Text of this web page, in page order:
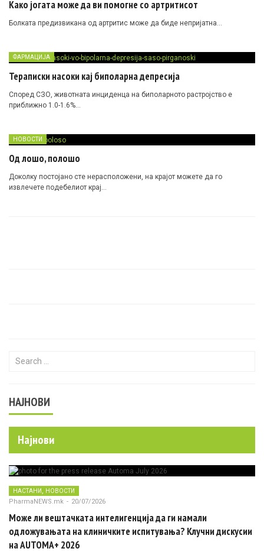
Како јогата може да ви помогне со артритисот
Болката предизвикана од артритис може да биде непријатна…
ФАРМАЦИЈА
Тераписки насоки кај биполарна депресија
Според СЗО, животната инциденца на биполарното растројство е
приближно 1.0-1.6%…
НОВОСТИ
Од лошо, полошо
Доколку постојано сте нерасположени, на крајот можете да го
извлечете подебелиот крај…
Search for:
НАЈНОВИ
Најнови
НАСТАНИ НОВОСТИ
PharmaNEWS.mk - 20/07/2026
Може ли вештачката интелигенција да ги намали
одложувањата на клиничките испитувања? Клучни дискусии
на AUTOMA+ 2026